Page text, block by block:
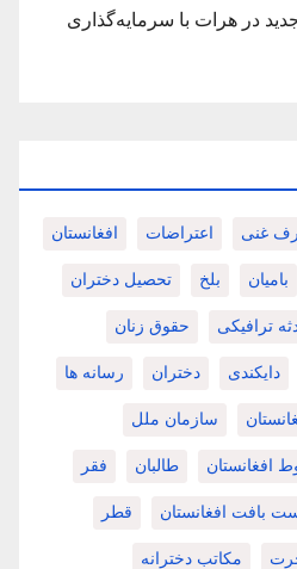
جدید در هرات با سرمایه‌گذاری
غنی اعتراضات افغانستان
بامیان بلخ تحصیل دختران
ترافیکی حقوق زنان
دایکندی دختران رسانه ها
سازمان ملل
افغانستان طالبان فقر
بافت افغانستان قطر
مکاتب دخترانه